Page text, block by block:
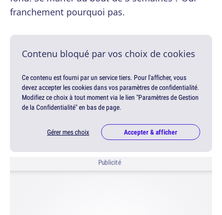
franchement pourquoi pas.
Contenu bloqué par vos choix de cookies
Ce contenu est fourni par un service tiers. Pour l'afficher, vous
devez accepter les cookies dans vos paramètres de confidentialité.
Modifiez ce choix à tout moment via le lien "Paramètres de Gestion
de la Confidentialité" en bas de page.
Gérer mes choix Accepter & afficher
Publicité